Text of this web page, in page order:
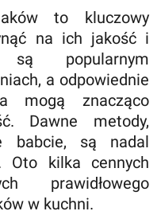
to kluczowy
na ich jakość i
są popularnym
a odpowiednie
mogą znacząco
Dawne metody,
babcie, są nadal
kilka cennych
prawidłowego
w kuchni.